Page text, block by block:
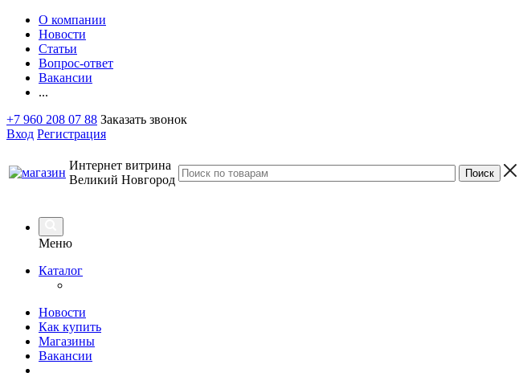
О компании
Новости
Статьи
Вопрос-ответ
Вакансии
...
+7 960 208 07 88 Заказать звонок
Вход Регистрация
Интернет витрина
Великий Новгород
Меню
Каталог
Новости
Как купить
Магазины
Вакансии